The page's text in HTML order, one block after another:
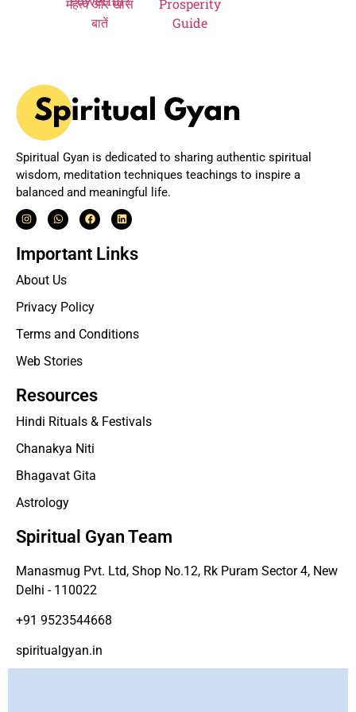
Spiritual Gyan is dedicated to sharing authentic spiritual
wisdom, meditation techniques teachings to inspire a
balanced and meaningful life.
Important Links
About Us
Privacy Policy
Terms and Conditions
Web Stories
Resources
Hindi Rituals & Festivals
Chanakya Niti
Bhagavat Gita
Astrology
Spiritual Gyan Team
Manasmug Pvt. Ltd, Shop No.12, Rk Puram Sector 4, New
Delhi - 110022
+91 9523544668
spiritualgyan.in